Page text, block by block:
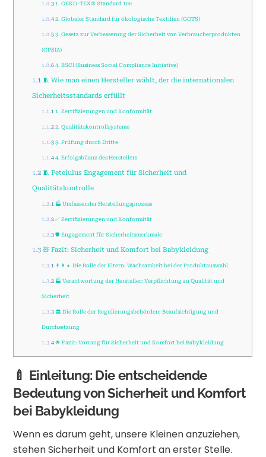
1.0.3 1. OEKO-TEX® Standard 100
1.0.4 2. Globaler Standard für ökologische Textilien (GOTS)
1.0.5 3. Gesetz zur Verbesserung der Sicherheit von Verbraucherprodukten
(CPSIA)
1.0.6 4. BSCI (Business Social Compliance Initiative)
1.1🧵 Wie man einen Hersteller wählt, der die internationalen
Sicherheitsstandards erfüllt
1.1.1 1. Zertifizierungen und Konformität
1.1.2 2. Qualitätskontrollsysteme
1.1.3 3. Prüfung durch Dritte
1.1.4 4. Erfolgsbilanz des Herstellers
1.2🧵 Petelulus Engagement für Sicherheit und
Qualitätskontrolle
1.2.1 🏭 Umfassender Herstellungsprozess
1.2.2 ✅ Zertifizierungen und Konformität
1.2.3 🛡️ Engagement für Sicherheitsmerkmale
1.3🧸 Fazit: Sicherheit und Komfort bei Babykleidung
1.3.1 👨‍👩‍👧 Die Rolle der Eltern: Wachsamkeit bei der Produktauswahl
1.3.2 🏭 Verantwortung der Hersteller: Verpflichtung zu Qualität und
Sicherheit
1.3.3 🏛️ Die Rolle der Regulierungsbehörden: Beaufsichtigung und
Durchsetzung
1.3.4 🌟 Fazit: Vorrang für Sicherheit und Komfort bei Babykleidung
🍼 Einleitung: Die entscheidende
Bedeutung von Sicherheit und Komfort
bei Babykleidung
Wenn es darum geht, unsere Kleinen anzuziehen,
stehen Sicherheit und Komfort an erster Stelle.